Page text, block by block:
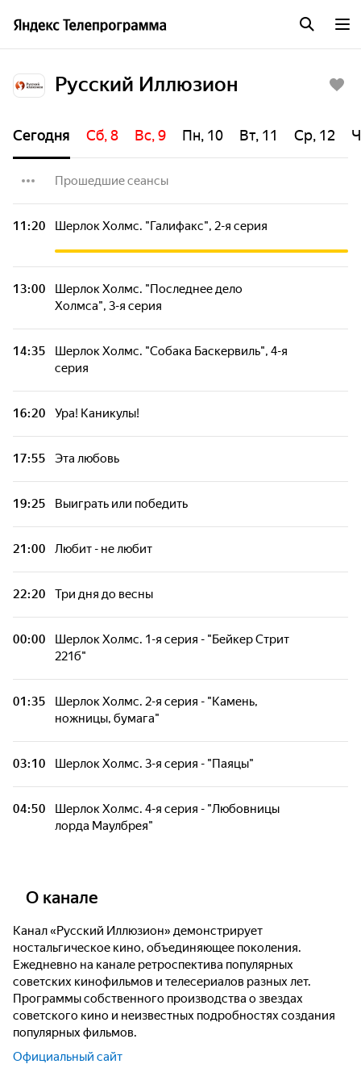
Русский Иллюзион
Сегодня Сб, 8 Вс, 9 Пн, 10 Вт, 11 Ср, 12
Прошедшие сеансы
Шерлок Холмс. 2-я серия - "Камень,
Шерлок Холмс. 3-я серия - "Паяцы"
Шерлок Холмс. 4-я серия - "Любовницы
лорда Маулбрея"
Шерлок Холмс. "Обряд дома Месгрейвов",
1-я серия
11:20 Шерлок Холмс. "Галифакс", 2-я серия
13:00
Шерлок Холмс. "Последнее дело
Холмса", 3-я серия
14:35
Шерлок Холмс. "Собака Баскервиль", 4-я
серия
16:20 Ура! Каникулы!
17:55 Эта любовь
19:25 Выиграть или победить
21:00 Любит - нe любит
22:20 Три дня до весны
00:00
Шерлок Холмс. 1-я серия - "Бейкер Стрит
221б"
01:35
Шерлок Холмс. 2-я серия - "Камень,
ножницы, бумага"
03:10 Шерлок Холмс. 3-я серия - "Паяцы"
04:50
Шерлок Холмс. 4-я серия - "Любовницы
лорда Маулбрея"
О канале
Канал «Русский Иллюзион» демонстрирует
ностальгическое кино, объединяющее поколения.
Ежедневно на канале ретроспектива популярных
советских кинофильмов и телесериалов разных лет.
Программы собственного производства о звездах
советского кино и неизвестных подробностях создания
популярных фильмов.
Официальный сайт